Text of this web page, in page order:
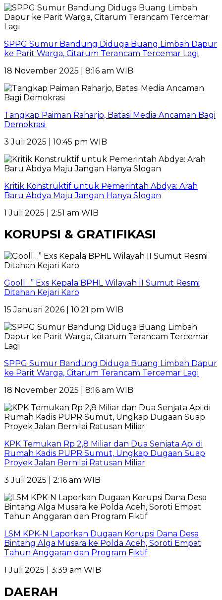
SPPG Sumur Bandung Diduga Buang Limbah Dapur
ke Parit Warga, Citarum Terancam Tercemar Lagi
18 November 2025 | 8:16 am WIB
Tangkap Paiman Raharjo, Batasi Media Ancaman Bagi
Demokrasi
3 Juli 2025 | 10:45 pm WIB
Kritik Konstruktif untuk Pemerintah Abdya: Arah
Baru Abdya Maju Jangan Hanya Slogan
1 Juli 2025 | 2:51 am WIB
KORUPSI & GRATIFIKASI
Gooll…” Exs Kepala BPHL Wilayah II Sumut Resmi
Ditahan Kejari Karo
15 Januari 2026 | 10:21 pm WIB
SPPG Sumur Bandung Diduga Buang Limbah Dapur
ke Parit Warga, Citarum Terancam Tercemar Lagi
18 November 2025 | 8:16 am WIB
KPK Temukan Rp 2,8 Miliar dan Dua Senjata Api di
Rumah Kadis PUPR Sumut, Ungkap Dugaan Suap
Proyek Jalan Bernilai Ratusan Miliar
3 Juli 2025 | 2:16 am WIB
LSM KPK-N Laporkan Dugaan Korupsi Dana Desa
Bintang Alga Musara ke Polda Aceh, Soroti Empat
Tahun Anggaran dan Program Fiktif
1 Juli 2025 | 3:39 am WIB
DAERAH